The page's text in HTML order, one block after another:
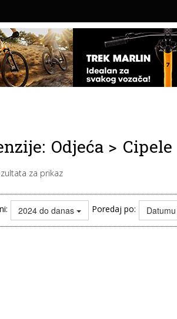
Odjeća > Cipele
za prikaz
2024 do danas Poredaj po: